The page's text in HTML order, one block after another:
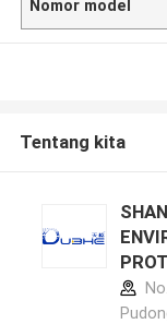
Nomor model
Tentang kita
Y